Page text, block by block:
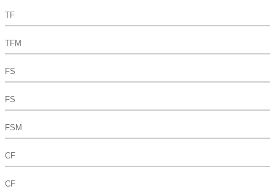
TF
TFM
FS
FS
FSM
CF
CF